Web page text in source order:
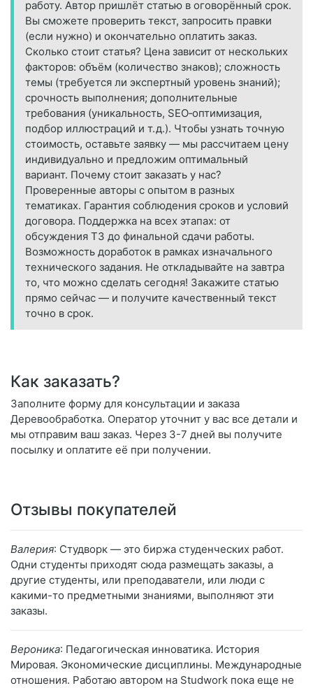
работу. Автор пришлёт статью в оговорённый срок.
Вы сможете проверить текст, запросить правки
(если нужно) и окончательно оплатить заказ.
Сколько стоит статья? Цена зависит от нескольких
факторов: объём (количество знаков); сложность
темы (требуется ли экспертный уровень знаний);
срочность выполнения; дополнительные
требования (уникальность, SEO‑оптимизация,
подбор иллюстраций и т. д.). Чтобы узнать точную
стоимость, оставьте заявку — мы рассчитаем цену
индивидуально и предложим оптимальный
вариант. Почему стоит заказать у нас?
Проверенные авторы с опытом в разных
тематиках. Гарантия соблюдения сроков и условий
договора. Поддержка на всех этапах: от
обсуждения ТЗ до финальной сдачи работы.
Возможность доработок в рамках изначального
технического задания. Не откладывайте на завтра
то, что можно сделать сегодня! Закажите статью
прямо сейчас — и получите качественный текст
точно в срок.
Как заказать?
Заполните форму для консультации и заказа
Деревообработка. Оператор уточнит у вас все детали и
мы отправим ваш заказ. Через 3-7 дней вы получите
посылку и оплатите её при получении.
Отзывы покупателей
Валерия: Студворк — это биржа студенческих работ.
Одни студенты приходят сюда размещать заказы, а
другие студенты, или преподаватели, или люди с
какими-то предметными знаниями, выполняют эти
заказы.
Вероника: Педагогическая инноватика. История
Мировая. Экономические дисциплины. Международные
отношения. Работаю автором на Studwork пока еще не